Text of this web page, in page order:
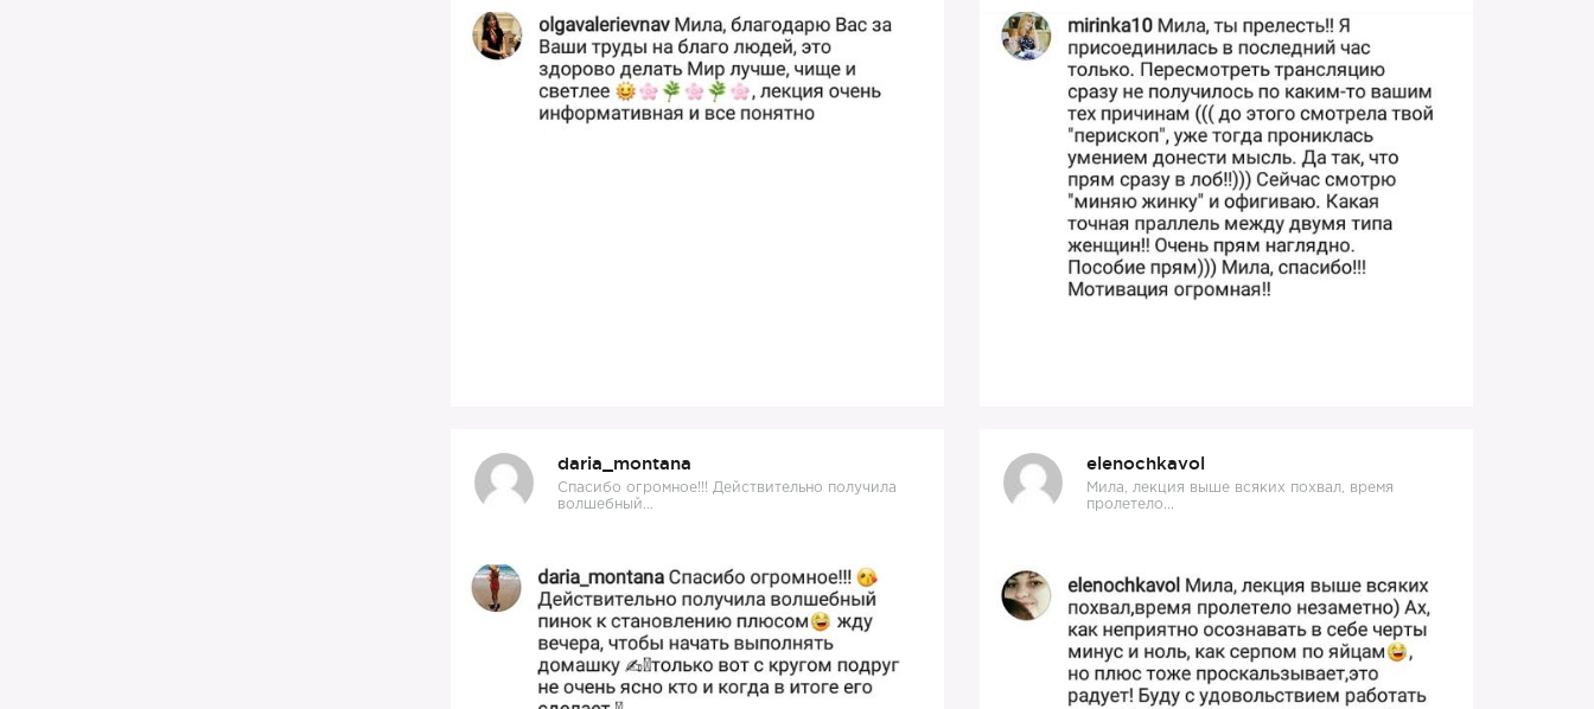
daria_montana
Спасибо огромное!!! Действительно получила
волшебный…
elenochkavol
Мила, лекция выше всяких похвал, время
пролетело...